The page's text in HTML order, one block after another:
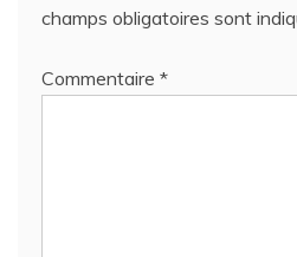
champs obligatoires sont
Commentaire *